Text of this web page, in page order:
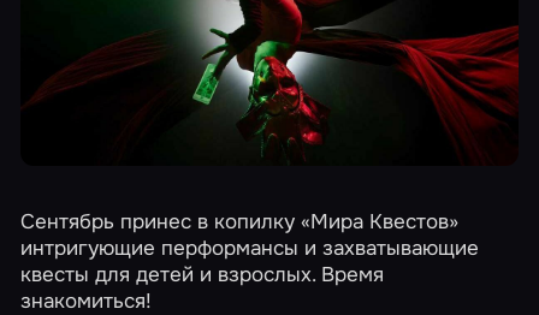
Сентябрь принес в копилку «Мира Квестов»
интригующие перформансы и захватывающие
квесты для детей и взрослых. Время
знакомиться!